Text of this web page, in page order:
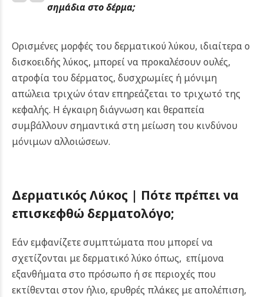
σημάδια στο δέρμα;
Ορισμένες μορφές του δερματικού λύκου, ιδιαίτερα ο
δισκοειδής λύκος, μπορεί να προκαλέσουν ουλές,
ατροφία του δέρματος, δυσχρωμίες ή μόνιμη
απώλεια τριχών όταν επηρεάζεται το τριχωτό της
κεφαλής. Η έγκαιρη διάγνωση και θεραπεία
συμβάλλουν σημαντικά στη μείωση του κινδύνου
μόνιμων αλλοιώσεων.
Δερματικός Λύκος | Πότε πρέπει να
επισκεφθώ δερματολόγο;
Εάν εμφανίζετε συμπτώματα που μπορεί να
σχετίζονται με δερματικό λύκο όπως, επίμονα
εξανθήματα στο πρόσωπο ή σε περιοχές που
εκτίθενται στον ήλιο, ερυθρές πλάκες με απολέπιση,